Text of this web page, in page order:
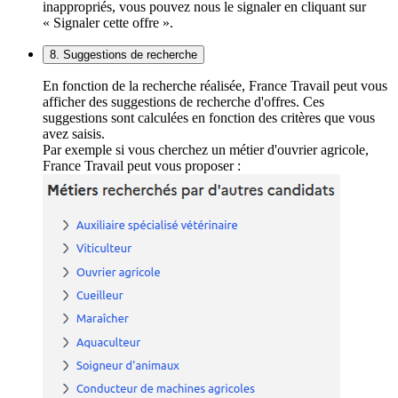
inappropriés, vous pouvez nous le signaler en cliquant sur
« Signaler cette offre ».
8. Suggestions de recherche
En fonction de la recherche réalisée, France Travail peut vous
afficher des suggestions de recherche d'offres. Ces
suggestions sont calculées en fonction des critères que vous
avez saisis.
Par exemple si vous cherchez un métier d'ouvrier agricole,
France Travail peut vous proposer :